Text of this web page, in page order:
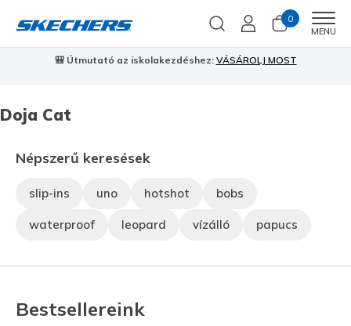
0
MENU
⭐Skechers VIP: 45 napos visszaküldés tagoknakCsatlakozz
Doja Cat
Népszerű keresések
slip-ins uno hotshot bobs
waterproof leopard vízálló papucs
Bestsellereink